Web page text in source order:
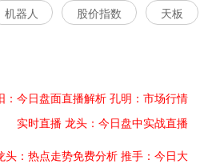
机器人 股价指数 天板
：今日盘面直播解析 孔明：市场行情
实时直播 龙头：今日盘中实战直播
头：热点走势免费分析 推手：今日大